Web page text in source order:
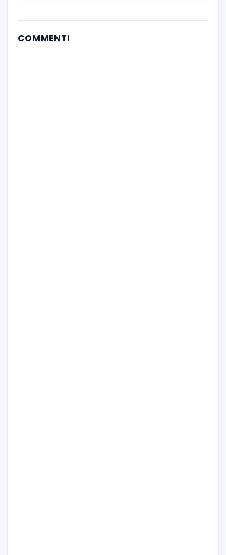
COMMENTI